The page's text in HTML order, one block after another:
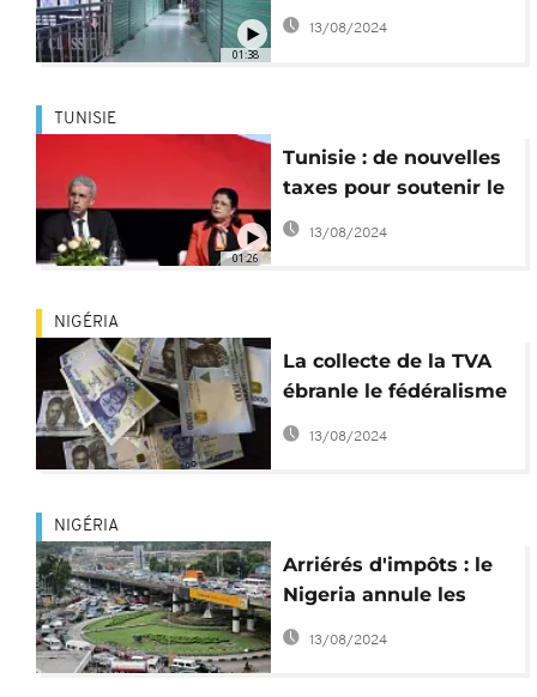
01:38
paralysé par une
13/08/2024
01:26
TUNISIE
Tunisie : de nouvelles
taxes pour soutenir le
Budget 2023
13/08/2024
NIGÉRIA
La collecte de la TVA
ébranle le fédéralisme
du Nigéria
13/08/2024
NIGÉRIA
Arriérés d'impôts : le
Nigeria annule les
dettes de l'opérateur
mobile MTN
13/08/2024